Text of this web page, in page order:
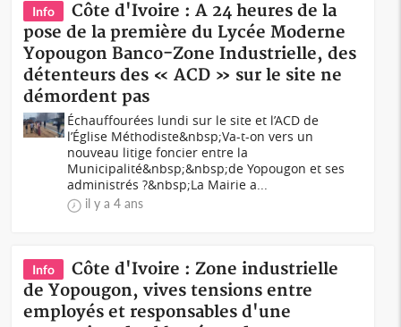
Info
Côte d'Ivoire : A 24 heures de la
pose de la première du Lycée Moderne
Yopougon Banco-Zone Industrielle, des
détenteurs des « ACD » sur le site ne
démordent pas
Échauffourées lundi sur le site et l’ACD de
l’Église Méthodiste&nbsp;Va-t-on vers un
nouveau litige foncier entre la
Municipalité&nbsp;&nbsp;de Yopougon et ses
administrés ?&nbsp;La Mairie a...
il y a 4 ans
Info
Côte d'Ivoire : Zone industrielle
de Yopougon, vives tensions entre
employés et responsables d'une